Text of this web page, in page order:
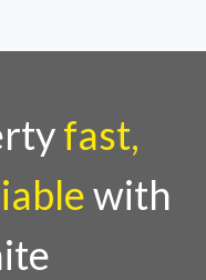
fast,
with